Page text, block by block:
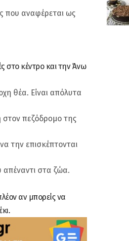
που αναφέρεται ως
στο κέντρο και την Άνω
θέα. Είναι απόλυτα
πεζόδρομο της
την επισκέπτονται
στα ζώα.
αν μπορείς να